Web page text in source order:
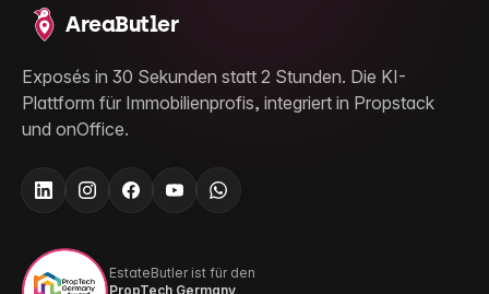
AreaButler
Exposés in 30 Sekunden statt 2 Stunden. Die KI-
Plattform für Immobilienprofis, integriert in Propstack
und onOffice.
EstateButler ist für den
PropTech Germany